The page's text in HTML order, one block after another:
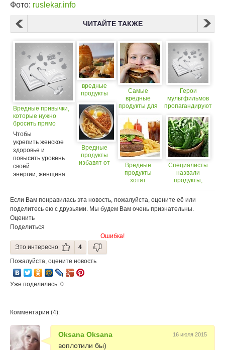
Фото: ruslekar.info
ЧИТАЙТЕ ТАКЖЕ
Вредные привычки,
которые нужно
бросить прямо
сейчас
Чтобы
укрепить женское
здоровье и
повысить уровень
своей
энергии, женщина...
вредные
продукты
Вредные
продукты
избавят от
Самые
вредные
продукты для
Вредные
продукты
хотят
сигаретам
Герои
мультфильмов
пропагандируют
продукты
Специалисты
назвали
продукты,
контуры лица
Если Вам понравилась эта новость, пожалуйста, оцените её или
поделитесь ею с друзьями. Мы будем Вам очень признательны.
Оценить
Поделиться
Ошибка!
Это интересно
4
Пожалуйста, оцените новость
Уже поделились: 0
Комментарии (4):
Oksana Oksana 16 июля 2015
воплотили бы)